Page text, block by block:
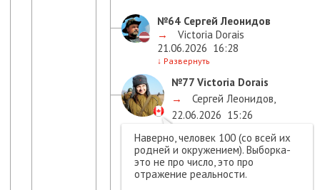
№64 Сергей Леонидов
→
Victoria Dorais
21.06.2026 16:28
↓ Развернуть
№77 Victoria Dorais
→
Сергей Леонидов,
22.06.2026 15:26
Наверно, человек 100 (со всей их
родней и окружением). Выборка-
это не про число, это про
отражение реальности.